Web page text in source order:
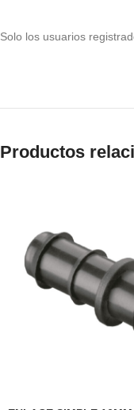
Solo los usuarios
Productos